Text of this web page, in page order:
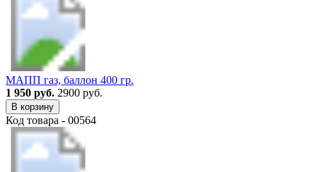
МАПП газ, баллон 400 гр.
1 950 руб. 2900 руб.
В корзину
Код товара - 00564